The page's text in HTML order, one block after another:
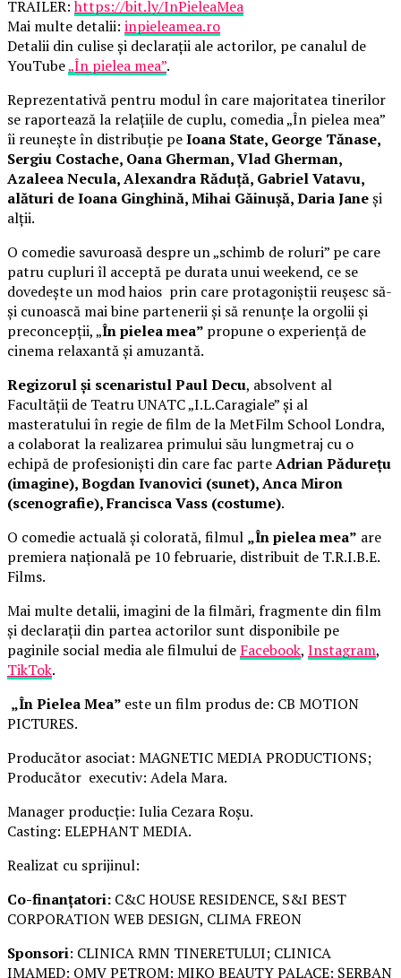
TRAILER:https://bit.ly/InPieleaMea
Mai multe detalii: inpieleamea.ro
Detalii din culise și declarații ale actorilor, pe canalul de
YouTube„În pielea mea”.
Reprezentativă pentru modul în care majoritatea tinerilor
se raportează la relațiile de cuplu, comedia „În pielea mea”
îi reunește în distribuție peIoana State, George Tănase,
Sergiu Costache, Oana Gherman, Vlad Gherman,
Azaleea Necula, Alexandra Răduță, Gabriel Vatavu,
alături de Ioana Ginghină, Mihai Găinușă, Daria Janeși
alții.
O comedie savuroasă despre un „schimb de roluri” pe care
patru cupluri îl acceptă pe durata unui weekend, ce se
dovedește un mod haios prin care protagoniștii reușesc să-
și cunoască mai bine partenerii și să renunțe la orgolii și
preconcepții, „În pielea mea” propune o experiență de
cinema relaxantă și amuzantă.
Regizorul și scenaristul Paul Decu, absolvent al
Facultății de Teatru UNATC „I.L.Caragiale” și al
masteratului în regie de film de la MetFilm School Londra,
a colaborat la realizarea primului său lungmetraj cu o
echipă de profesioniști din care fac parteAdrian Pădurețu
(imagine), Bogdan Ivanovici (sunet), Anca Miron
(scenografie), Francisca Vass (costume).
O comedie actuală și colorată, filmul „În pielea mea” are
premiera națională pe 10 februarie, distribuit de T.R.I.B.E.
Films.
Mai multe detalii, imagini de la filmări, fragmente din film
și declarații din partea actorilor sunt disponibile pe
paginile social media ale filmului de Facebook, Instagram,
TikTok.
„În Pielea Mea” este un film produs de: CB MOTION
PICTURES.
Producător asociat: MAGNETIC MEDIA PRODUCTIONS;
Producător executiv: Adela Mara.
Manager producție: Iulia Cezara Roșu.
Casting: ELEPHANT MEDIA.
Realizat cu sprijinul:
Co-finanțatori: C&C HOUSE RESIDENCE, S&I BEST
CORPORATION WEB DESIGN, CLIMA FREON
Sponsori: CLINICA RMN TINERETULUI; CLINICA
IMAMED; OMV PETROM; MIKO BEAUTY PALACE; ȘERBAN